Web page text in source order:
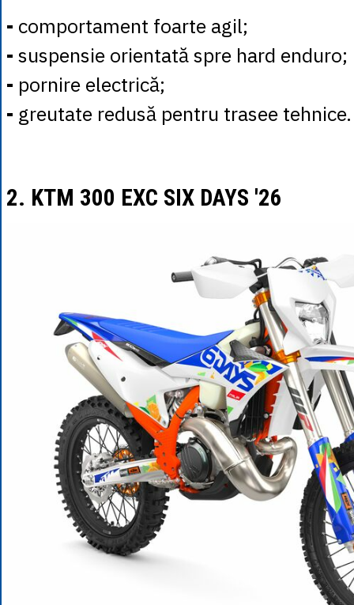
- comportament foarte agil;
- suspensie orientată spre hard enduro;
- pornire electrică;
- greutate redusă pentru trasee tehnice.
2. KTM 300 EXC SIX DAYS '26